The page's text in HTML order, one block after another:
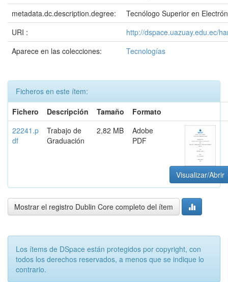
metadata.dc.description.degree:
Tecnólogo Superior en
URI :
http://dspace.uazuay.edu.ec/
Aparece en las colecciones:
Tecnologías
Ficheros en este ítem:
Fichero
Descripción Tamaño
Formato
22241.p
df
Trabajo de
Graduación
2,82 MB
Adobe
PDF
Visualizar/Abrir
Mostrar el registro Dublin Core completo del ítem
Los ítems de DSpace están protegidos por copyright, con
todos los derechos reservados, a menos que se indique lo
contrario.